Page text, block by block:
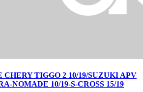
TIGGO 2 10/19/SUZUKI APV
NOMADE 10/19-S-CROSS 15/19